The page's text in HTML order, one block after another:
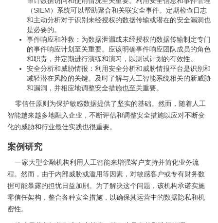
（SIEM）系统可以帮助聚合和关联安全事件。定期检查日志
和主动分析对于识别未经授权的数据传输或潜在的安全漏洞也
是必要的。
事件响应和补救：为数据泄漏或未经授权的数据传输制定专门
的事件响应计划至关重要。应该明确事件响应团队成员的角色
和职责，并定期进行演练和演习，以测试计划的有效性。
安全分析和威胁情报：利用安全分析和威胁情报平台是识别和
减轻潜在风险的关键。及时了解与人工智能系统相关的新威胁
和漏洞，并相应地调整安全措施也至关重要。
零信任原则为保护敏感数据提供了坚实的基础。然而，随着人工
智能越来越多地融入企业，不断评估和调整安全措施以应对不断变
化的威胁和行业最佳实践也很重要。
案例研究
一家大型金融机构利用人工智能来增强客户支持并简化业务流
程。然而，由于内部威胁或滥用等因素，对敏感客户或专有财务数
据可能暴露的担忧日益加剧。为了解决这个问题，该机构承诺实施
零信任架构，整合各种安全措施，以确保其运营中的数据隐私和机
密性。